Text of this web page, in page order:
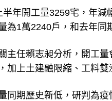
年開工量3259宅，年
為1萬2240戶，和去年同
主任賴志昶分析，開工
加上土建融限縮、工料
同期歷史新低，研判為